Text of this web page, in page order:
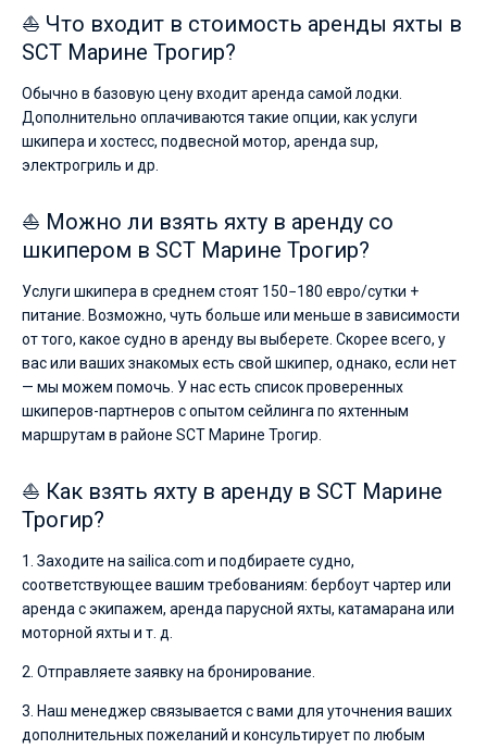
⛵ Что входит в стоимость аренды яхты в
SCT Марине Трогир?
Обычно в базовую цену входит аренда самой лодки.
Дополнительно оплачиваются такие опции, как услуги
шкипера и хостесс, подвесной мотор, аренда sup,
электрогриль и др.
⛵ Можно ли взять яхту в аренду со
шкипером в SCT Марине Трогир?
Услуги шкипера в среднем стоят 150−180 евро/сутки +
питание. Возможно, чуть больше или меньше в зависимости
от того, какое судно в аренду вы выберете. Скорее всего, у
вас или ваших знакомых есть свой шкипер, однако, если нет
— мы можем помочь. У нас есть список проверенных
шкиперов-партнеров с опытом сейлинга по яхтенным
маршрутам в районе SCT Марине Трогир.
⛵ Как взять яхту в аренду в SCT Марине
Трогир?
1. Заходите на sailica.com и подбираете судно,
соответствующее вашим требованиям: бербоут чартер или
аренда с экипажем, аренда парусной яхты, катамарана или
моторной яхты и т. д.
2. Отправляете заявку на бронирование.
3. Наш менеджер связывается с вами для уточнения ваших
дополнительных пожеланий и консультирует по любым